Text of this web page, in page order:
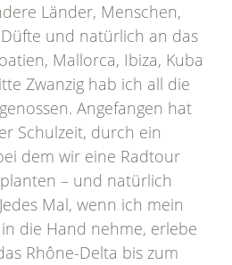
Länder, Menschen,
und natürlich an das
Mallorca, Ibiza, Kuba
Zwanzig hab ich all die
Angefangen hat
Schulzeit, durch ein
dem wir eine Radtour
– und natürlich
Mal, wenn ich mein
die Hand nehme, erlebe
Rhône-Delta bis zum